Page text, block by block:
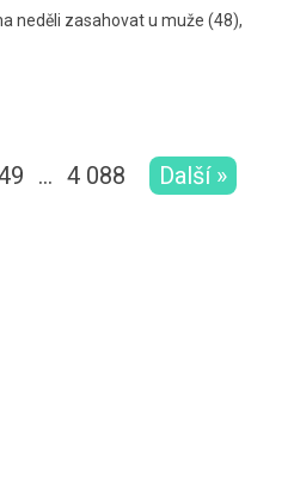
neděli zasahovat u muže (48),
… 4 088 Další »